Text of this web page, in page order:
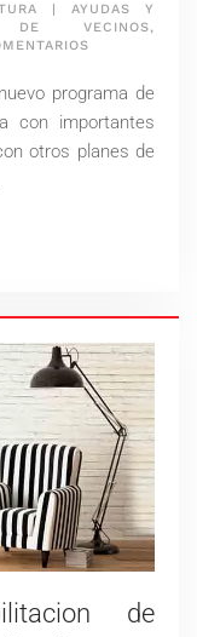
AYUDAS Y
DE VECINOS,
MUNICIPAL
DE
AYUDAS
programa de
con importantes
otros planes de
de